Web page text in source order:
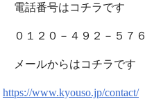
電話番号はコチラです
０１２０－４９２－５７６
メールからはコチラです
https://www.kyouso.jp/contact/